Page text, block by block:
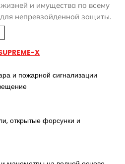
и имущества по всему
непревзойденной защиты.
X
и пожарной сигнализации
открытые форсунки и